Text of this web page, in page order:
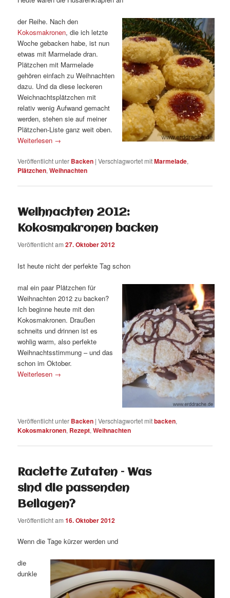
der Reihe. Nach den
Kokosmakronen, die ich letzte
Woche gebacken habe, ist nun
etwas mit Marmelade dran.
Plätzchen mit Marmelade
gehören einfach zu Weihnachten
dazu. Und da diese leckeren
Weichnachtsplätzchen mit
relativ wenig Aufwand gemacht
werden, stehen sie auf meiner
Plätzchen-Liste ganz weit oben.
Weiterlesen →
Veröffentlicht unter Backen |Verschlagwortet mitMarmelade,
Plätzchen,Weihnachten
Weihnachten 2012:
Kokosmakronen backen
Veröffentlicht am27. Oktober 2012
Ist heute nicht der perfekte Tag schon
mal ein paar Plätzchen für
Weihnachten 2012 zu backen?
Ich beginne heute mit den
Kokosmakronen. Draußen
schneits und drinnen ist es
wohlig warm, also perfekte
Weihnachtsstimmung – und das
schon im Oktober.
Weiterlesen →
Veröffentlicht unter Backen |Verschlagwortet mitbacken,
Kokosmakronen, Rezept,Weihnachten
Raclette Zutaten – Was
sind die passenden
Beilagen?
Veröffentlicht am16. Oktober 2012
Wenn die Tage kürzer werden und
die
dunkle